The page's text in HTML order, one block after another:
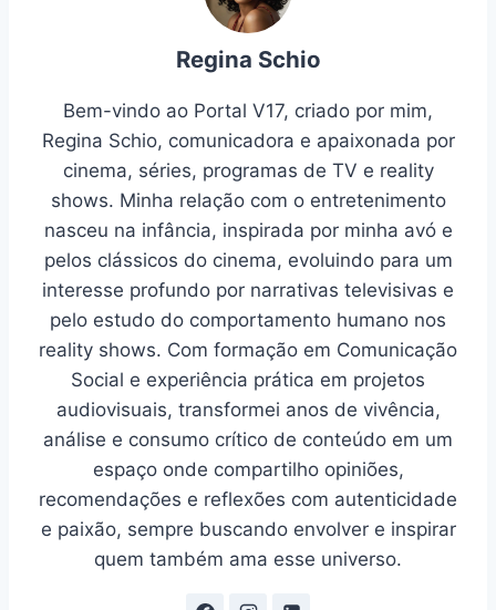
Regina Schio
Bem-vindo ao Portal V17, criado por mim,
Regina Schio, comunicadora e apaixonada por
cinema, séries, programas de TV e reality
shows. Minha relação com o entretenimento
nasceu na infância, inspirada por minha avó e
pelos clássicos do cinema, evoluindo para um
interesse profundo por narrativas televisivas e
pelo estudo do comportamento humano nos
reality shows. Com formação em Comunicação
Social e experiência prática em projetos
audiovisuais, transformei anos de vivência,
análise e consumo crítico de conteúdo em um
espaço onde compartilho opiniões,
recomendações e reflexões com autenticidade
e paixão, sempre buscando envolver e inspirar
quem também ama esse universo.